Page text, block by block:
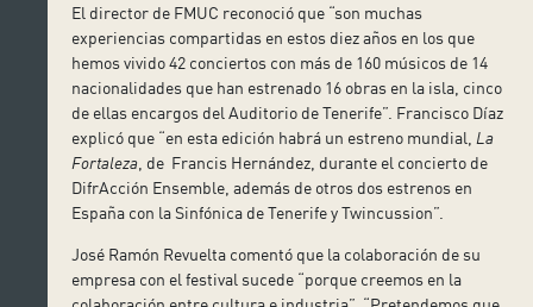
El director de FMUC reconoció que “son muchas
experiencias compartidas en estos diez años en los que
hemos vivido 42 conciertos con más de 160 músicos de 14
nacionalidades que han estrenado 16 obras en la isla, cinco
de ellas encargos del Auditorio de Tenerife”. Francisco Díaz
explicó que “en esta edición habrá un estreno mundial, La
Fortaleza , de Francis Hernández, durante el concierto de
DifrAcción Ensemble, además de otros dos estrenos en
España con la Sinfónica de Tenerife y Twincussion”.
José Ramón Revuelta comentó que la colaboración de su
empresa con el festival sucede “porque creemos en la